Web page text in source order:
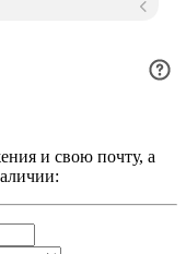
и свою почту, а